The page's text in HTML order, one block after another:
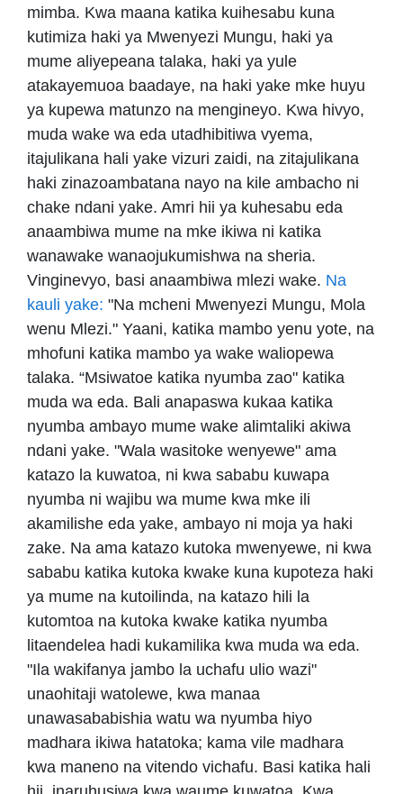
mimba. Kwa maana katika kuihesabu kuna
kutimiza haki ya Mwenyezi Mungu, haki ya
mume aliyepeana talaka, haki ya yule
atakayemuoa baadaye, na haki yake mke huyu
ya kupewa matunzo na mengineyo. Kwa hivyo,
muda wake wa eda utadhibitiwa vyema,
itajulikana hali yake vizuri zaidi, na zitajulikana
haki zinazoambatana nayo na kile ambacho ni
chake ndani yake. Amri hii ya kuhesabu eda
anaambiwa mume na mke ikiwa ni katika
wanawake wanaojukumishwa na sheria.
Vinginevyo, basi anaambiwa mlezi wake. Na
kauli yake: "Na mcheni Mwenyezi Mungu, Mola
wenu Mlezi." Yaani, katika mambo yenu yote, na
mhofuni katika mambo ya wake waliopewa
talaka. “Msiwatoe katika nyumba zao" katika
muda wa eda. Bali anapaswa kukaa katika
nyumba ambayo mume wake alimtaliki akiwa
ndani yake. "Wala wasitoke wenyewe" ama
katazo la kuwatoa, ni kwa sababu kuwapa
nyumba ni wajibu wa mume kwa mke ili
akamilishe eda yake, ambayo ni moja ya haki
zake. Na ama katazo kutoka mwenyewe, ni kwa
sababu katika kutoka kwake kuna kupoteza haki
ya mume na kutoilinda, na katazo hili la
kutomtoa na kutoka kwake katika nyumba
litaendelea hadi kukamilika kwa muda wa eda.
"Ila wakifanya jambo la uchafu ulio wazi"
unaohitaji watolewe, kwa manaa
unawasababishia watu wa nyumba hiyo
madhara ikiwa hatatoka; kama vile madhara
kwa maneno na vitendo vichafu. Basi katika hali